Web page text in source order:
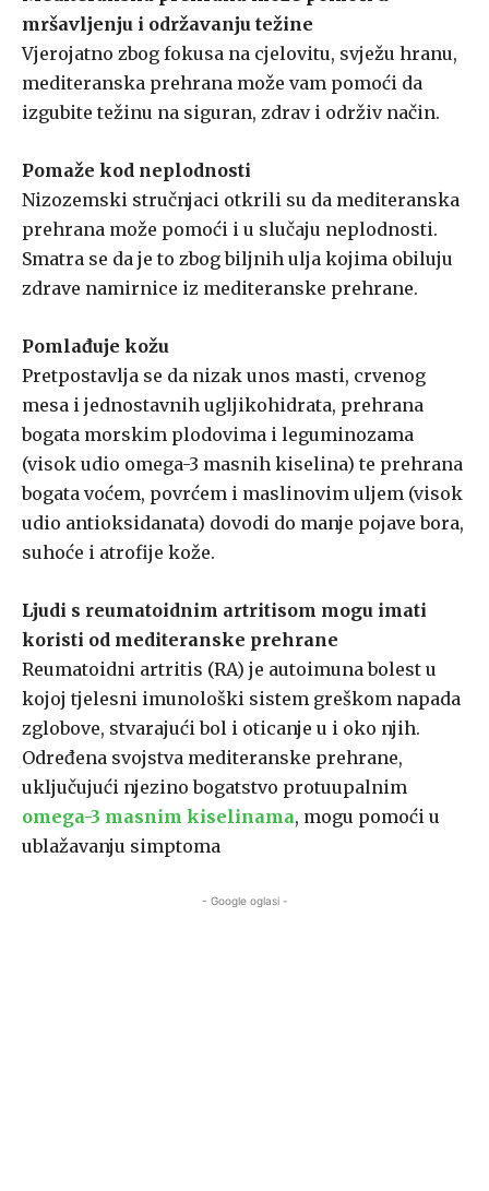
mršavljenju i održavanju težine
Vjerojatno zbog fokusa na cjelovitu, svježu hranu,
mediteranska prehrana može vam pomoći da
izgubite težinu na siguran, zdrav i održiv način.
Pomaže kod neplodnosti
Nizozemski stručnjaci otkrili su da mediteranska
prehrana može pomoći i u slučaju neplodnosti.
Smatra se da je to zbog biljnih ulja kojima obiluju
zdrave namirnice iz mediteranske prehrane.
Pomlađuje kožu
Pretpostavlja se da nizak unos masti, crvenog
mesa i jednostavnih ugljikohidrata, prehrana
bogata morskim plodovima i leguminozama
(visok udio omega-3 masnih kiselina) te prehrana
bogata voćem, povrćem i maslinovim uljem (visok
udio antioksidanata) dovodi do manje pojave bora,
suhoće i atrofije kože.
Ljudi s reumatoidnim artritisom mogu imati
koristi od mediteranske prehrane
Reumatoidni artritis (RA) je autoimuna bolest u
kojoj tjelesni imunološki sistem greškom napada
zglobove, stvarajući bol i oticanje u i oko njih.
Određena svojstva mediteranske prehrane,
uključujući njezino bogatstvo protuupalnim
omega-3 masnim kiselinama, mogu pomoći u
ublažavanju simptoma
- Google oglasi -